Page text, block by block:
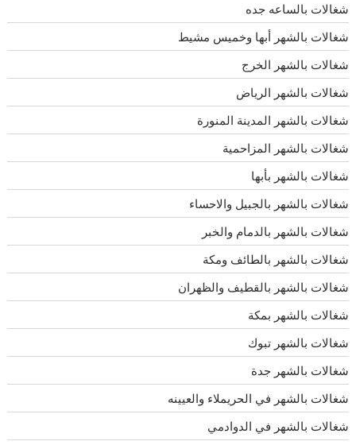
شغالات بالساعه جده
شغالات بالشهر أبها وخميس مشيط
شغالات بالشهر الخرج
شغالات بالشهر الرياض
شغالات بالشهر المدينة المنورة
شغالات بالشهر المزاحمية
شغالات بالشهر بأبها
شغالات بالشهر بالجبيل والاحساء
شغالات بالشهر بالدمام والخبر
شغالات بالشهر بالطائف ومكة
شغالات بالشهر بالقطيف والظهران
شغالات بالشهر بمكة
شغالات بالشهر تبوك
شغالات بالشهر جدة
شغالات بالشهر في الحريملاء والعيينه
شغالات بالشهر في الدوادمي